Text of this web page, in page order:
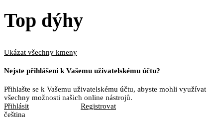
Top dýhy
Ukázat všechny kmeny
Nejste přihlášeni k Vašemu uživatelskému účtu?
Přihlašte se k Vašemu uživatelskému účtu, abyste mohli využívat
všechny možnosti našich online nástrojů.
Přihlásit
Registrovat
čeština